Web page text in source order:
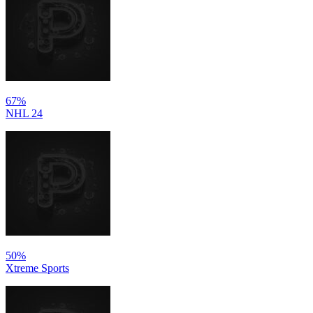
67%
NHL 24
50%
Xtreme Sports